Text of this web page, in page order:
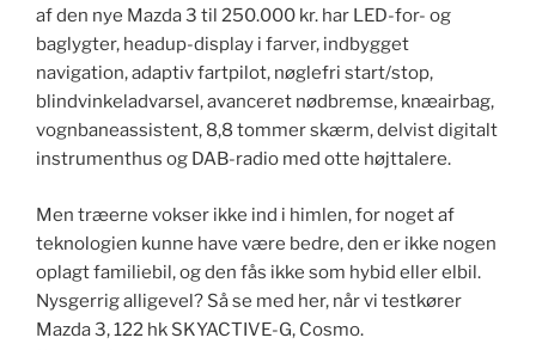
af den nye Mazda 3 til 250.000 kr. har LED-for- og
baglygter, headup-display i farver, indbygget
navigation, adaptiv fartpilot, nøglefri start/stop,
blindvinkeladvarsel, avanceret nødbremse, knæairbag,
vognbaneassistent, 8,8 tommer skærm, delvist digitalt
instrumenthus og DAB-radio med otte højttalere.
Men træerne vokser ikke ind i himlen, for noget af
teknologien kunne have være bedre, den er ikke nogen
oplagt familiebil, og den fås ikke som hybid eller elbil.
Nysgerrig alligevel? Så se med her, når vi testkører
Mazda 3, 122 hk SKYACTIVE-G, Cosmo.